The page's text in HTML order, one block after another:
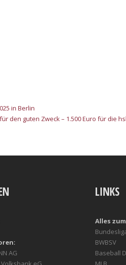
in Berlin
den guten Zweck – 1.500 Euro für die
AG
LINKS
Alles
BWBSV
Baseball